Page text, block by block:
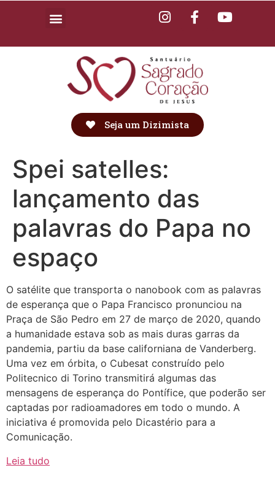
Seja um Dizimista
Spei satelles:
lançamento das
palavras do Papa no
espaço
O satélite que transporta o nanobook com as palavras
de esperança que o Papa Francisco pronunciou na
Praça de São Pedro em 27 de março de 2020, quando
a humanidade estava sob as mais duras garras da
pandemia, partiu da base californiana de Vanderberg.
Uma vez em órbita, o Cubesat construído pelo
Politecnico di Torino transmitirá algumas das
mensagens de esperança do Pontífice, que poderão ser
captadas por radioamadores em todo o mundo. A
iniciativa é promovida pelo Dicastério para a
Comunicação.
Leia tudo